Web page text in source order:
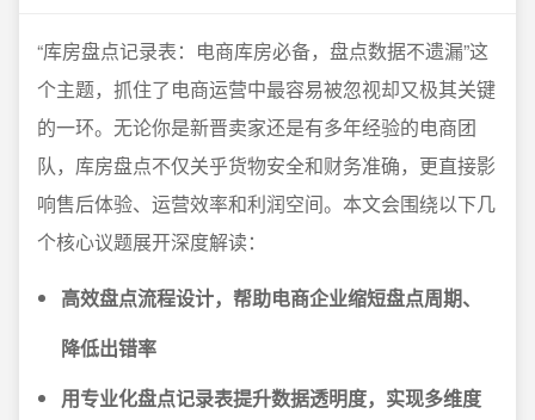
“库房盘点记录表：电商库房必备，盘点数据不遗漏”这
个主题，抓住了电商运营中最容易被忽视却又极其关键
的一环。无论你是新晋卖家还是有多年经验的电商团
队，库房盘点不仅关乎货物安全和财务准确，更直接影
响售后体验、运营效率和利润空间。本文会围绕以下几
个核心议题展开深度解读：
高效盘点流程设计，帮助电商企业缩短盘点周期、
降低出错率
用专业化盘点记录表提升数据透明度，实现多维度